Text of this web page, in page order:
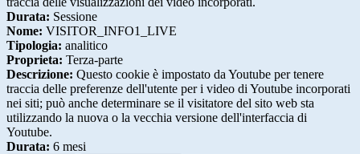
Durata: Sessione
Nome: VISITOR_INFO1_LIVE
Tipologia: analitico
Proprieta: Terza-parte
Descrizione: Questo cookie è impostato da Youtube per tenere
traccia delle preferenze dell'utente per i video di Youtube incorporati
nei siti; può anche determinare se il visitatore del sito web sta
utilizzando la nuova o la vecchia versione dell'interfaccia di
Youtube.
Durata: 6 mesi